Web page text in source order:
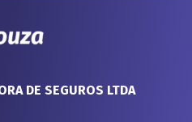
DE SEGUROS LTDA